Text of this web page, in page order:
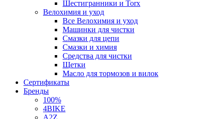
Шестигранники и Torx
Велохимия и уход
Все Велохимия и уход
Машинки для чистки
Смазки для цепи
Смазки и химия
Средства для чистки
Щетки
Масло для тормозов и вилок
Сертификаты
Бренды
100%
4BIKE
A2Z